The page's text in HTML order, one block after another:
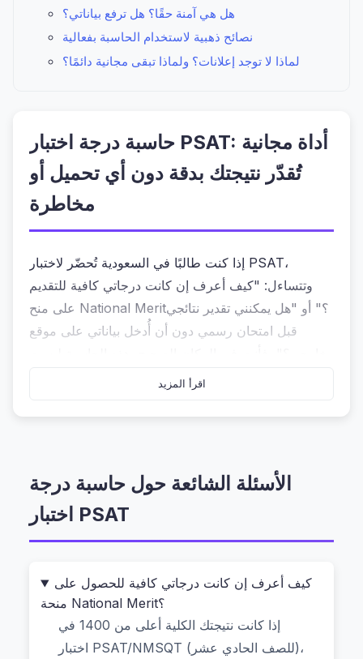
هل هي آمنة حقًا؟ هل ترفع بياناتي؟
نصائح ذهبية لاستخدام الحاسبة بفعالية
لماذا لا توجد إعلانات؟ ولماذا تبقى مجانية دائمًا؟
حاسبة درجة اختبار PSAT: أداة مجانية
تُقدّر نتيجتك بدقة دون أي تحميل أو
إذا كنت طالبًا في السعودية تُحضّر لاختبار PSAT،
وتتساءل: "كيف أعرف إن كانت درجاتي كافية للتقديم
على منح National Merit؟" أو "هل يمكنني تقدير نتائجي
قبل امتحان رسمي دون أن أُدخل بياناتي على موقع
مجرد أداة حسابية — بل هي صديقك الشخصي في
الرسمي، وبدون أي تحميل أو تسجيل، وبطريقة آمنة
ما هي حاسبة درجة اختبار PSAT؟ وكيف
تعمل؟
للطلاب الذين يرغبون في تحويل الدرجات الأولية (Raw
Scores) في قسم القراءة والكتابة والرياضيات إلى
درجات مُقيَّمة (Scaled Scores) تُشبه تلك التي تُصدرها
وزارة التعليم الأمريكية. لا تحتاج إلى تسجيل أو إدخال
اقرأ المزيد
الأسئلة الشائعة حول حاسبة درجة
اختبار PSAT
كيف أعرف إن كانت درجاتي كافية للحصول على
إذا كانت نتيجتك الكلية أعلى من 1400 في
اختبار PSAT/NMSQT (للصف الحادي عشر)،